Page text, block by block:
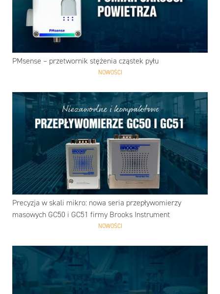
PMsense – przetwornik stężenia cząstek pyłu
NOWOŚCI
Precyzja w skali mikro: nowa seria przepływomierzy
masowych GC50 i GC51 firmy Brooks Instrument
NOWOŚCI